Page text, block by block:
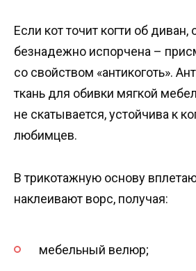
Если кот точит когти об диван,
безнадежно испорчена –
со свойством «антикоготь».
ткань для обивки мягкой
не скатывается, устойчива к
любимцев.
В трикотажную основу
наклеивают ворс, получая:
мебельный велюр;